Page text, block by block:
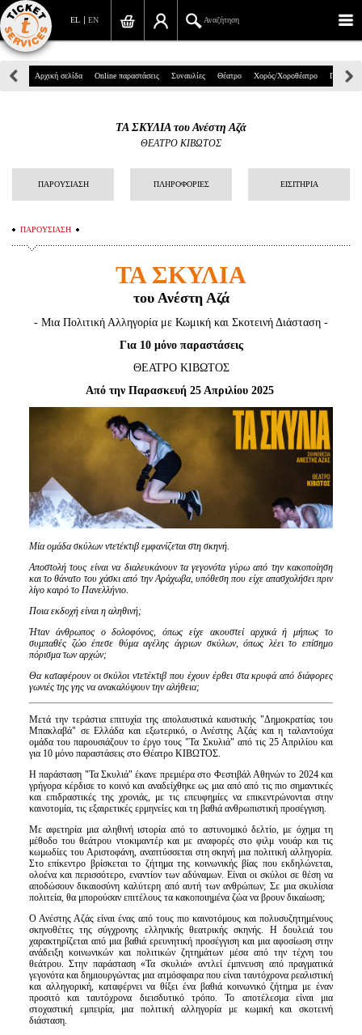
EN
EL Αναζήτηση
Πανεπιστημίου 39, Αθήνα
info@ticketservices.gr
Αναζήτηση
Σύνδεση/Εγγραφή
Αναζήτηση παραγγελίας
Προσωπικά Δεδομένα
Είσοδος διαχειριστή
Αρχική σελίδα Online παραστάσεις Συναυλίες Θέατρο Χορός/Χοροθέατρο Παιδικά
ΤΑ ΣΚΥΛΙΑ του Ανέστη Αζά
ΘΕΑΤΡΟ ΚΙΒΩΤΟΣ
ΠΑΡΟΥΣΙΑΣΗ ΠΛΗΡΟΦΟΡΙΕΣ ΕΙΣΙΤΗΡΙΑ
ΠΑΡΟΥΣΙΑΣΗ
ΤΑ ΣΚΥΛΙΑ
του Ανέστη Αζά
- Μια Πολιτική Αλληγορία με Κωμική και Σκοτεινή Διάσταση -
Για 10 μόνο παραστάσεις
ΘΕΑΤΡΟ ΚΙΒΩΤΟΣ
Από την Παρασκευή 25 Απριλίου 2025
Μία ομάδα σκύλων ντετέκτιβ εμφανίζεται στη σκηνή.
Αποστολή τους είναι να διαλευκάνουν τα γεγονότα γύρω από την κακοποίηση
και το θάνατο του χάσκι από την Αράχωβα, υπόθεση που είχε απασχολήσει πριν
λίγο καιρό το Πανελλήνιο.
Ποια εκδοχή είναι η αληθινή;
Ήταν άνθρωπος ο δολοφόνος, όπως είχε ακουστεί αρχικά ή μήπως το
συμπαθές ζώο έπεσε θύμα αγέλης άγριων σκύλων, όπως λέει το επίσημο
πόρισμα των αρχών;
Θα καταφέρουν οι σκύλοι ντετέκτιβ που έχουν έρθει στα κρυφά από διάφορες
γωνιές της γης να ανακαλύψουν την αλήθεια;
Μετά την τεράστια επιτυχία της απολαυστικά καυστικής "Δημοκρατίας του
Μπακλαβά" σε Ελλάδα και εξωτερικό, ο Ανέστης Αζάς και η ταλαντούχα
ομάδα του παρουσιάζουν το έργο τους "Τα Σκυλιά" από τις 25 Απριλίου και
για 10 μόνο παραστάσεις στο Θέατρο ΚΙΒΩΤΟΣ.
Η παράσταση "Τα Σκυλιά" έκανε πρεμιέρα στο Φεστιβάλ Αθηνών το 2024 και
γρήγορα κέρδισε το κοινό και αναδείχθηκε ως μια από από τις πιο σημαντικές
και επιδραστικές της χρονιάς, με τις επευφημίες να επικεντρώνονται στην
καινοτομία, τις εξαιρετικές ερμηνείες και τη βαθιά ανθρωπιστική προσέγγιση.
Με αφετηρία μια αληθινή ιστορία από το αστυνομικό δελτίο, με όχημα τη
μέθοδο του θεάτρου ντοκιμαντέρ και με αναφορές στο φιλμ νουάρ και τις
κωμωδίες του Αριστοφάνη, αναπτύσσεται στη σκηνή μια πολιτική αλληγορία.
Στο επίκεντρο βρίσκεται το ζήτημα της κοινωνικής βίας που εκδηλώνεται,
ολοένα και περισσότερο, εναντίον των αδύναμων. Είναι οι σκύλοι σε θέση να
αποδώσουν δικαιοσύνη καλύτερη από αυτή των ανθρώπων; Σε μια σκυλίσια
πολιτεία, θα μπορούσαν επιτέλους τα κακοποιημένα ζώα να βρουν δικαίωση;
Ο Ανέστης Αζάς είναι ένας από τους πιο καινοτόμους και πολυσυζητημένους
σκηνοθέτες της σύγχρονης ελληνικής θεατρικής σκηνής. Η δουλειά του
χαρακτηρίζεται από μια βαθιά ερευνητική προσέγγιση και μια αφοσίωση στην
ανάδειξη κοινωνικών και πολιτικών ζητημάτων μέσα από την τέχνη του
θεάτρου. Στην παράσταση «Τα σκυλιά» αντλεί έμπνευση από πραγματικά
γεγονότα και δημιουργώντας μια ατμόσφαιρα που είναι ταυτόχρονα ρεαλιστική
και αλληγορική, καταφέρνει να θίξει ένα βαθιά κοινωνικό ζήτημα με έναν
προσιτό και ταυτόχρονα διεισδυτικό τρόπο. Το αποτέλεσμα είναι μια
στοχαστική εμπειρία, μια πολιτική αλληγορία με κωμική και σκοτεινή
διάσταση.